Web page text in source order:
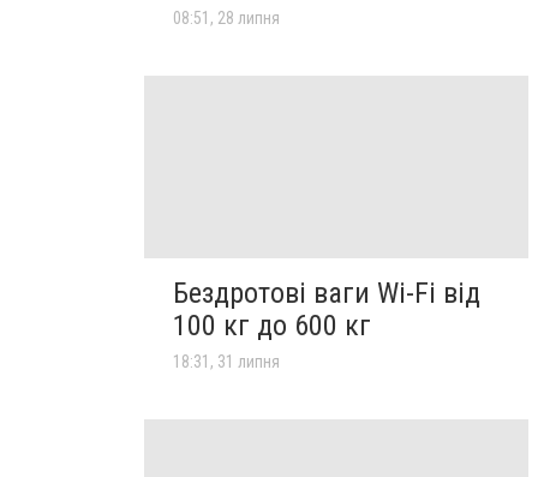
08:51, 28 липня
Бездротові ваги Wi-Fi від
100 кг до 600 кг
18:31, 31 липня